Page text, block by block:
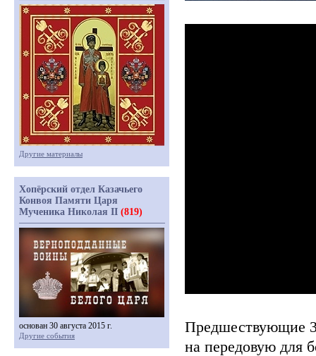
Предшествующие
на передовую для
Другие материалы
Хопёрский отдел Казачьего
Конвоя Памяти Царя
Мученика Николая II (819)
основан 30 августа 2015 г.
Другие события